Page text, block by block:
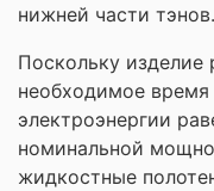
нижней части тэнов.
Поскольку изделие
необходимое время
электроэнергии
номинальной
жидкостные